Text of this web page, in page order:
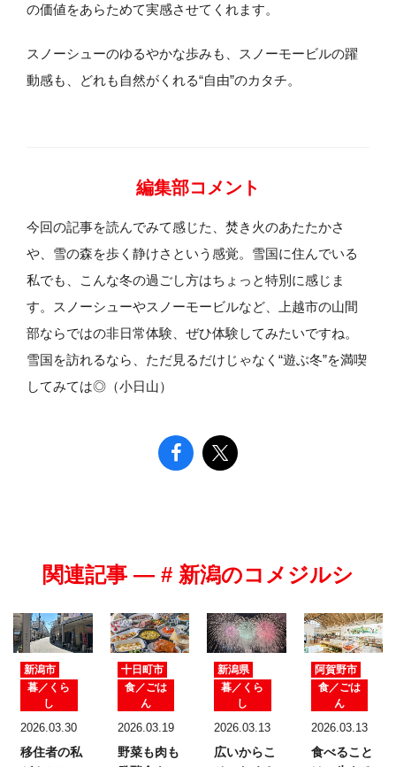
の価値をあらためて実感させてくれます。
スノーシューのゆるやかな歩みも、スノーモービルの躍
動感も、どれも自然がくれる“自由”のカタチ。
編集部コメント
今回の記事を読んでみて感じた、焚き火のあたたかさ
や、雪の森を歩く静けさという感覚。雪国に住んでいる
私でも、こんな冬の過ごし方はちょっと特別に感じま
す。スノーシューやスノーモービルなど、上越市の山間
部ならではの非日常体験、ぜひ体験してみたいですね。
雪国を訪れるなら、ただ見るだけじゃなく“遊ぶ冬”を満喫
してみては◎（小日山）
関連記事 — # 新潟のコメジルシ
新潟市
暮／くら
し
2026.03.30
移住者の私
十日町市
食／ごは
ん
2026.03.19
野菜も肉も
新潟県
暮／くら
し
2026.03.13
広いからこ
阿賀野市
食／ごは
ん
2026.03.13
食べること